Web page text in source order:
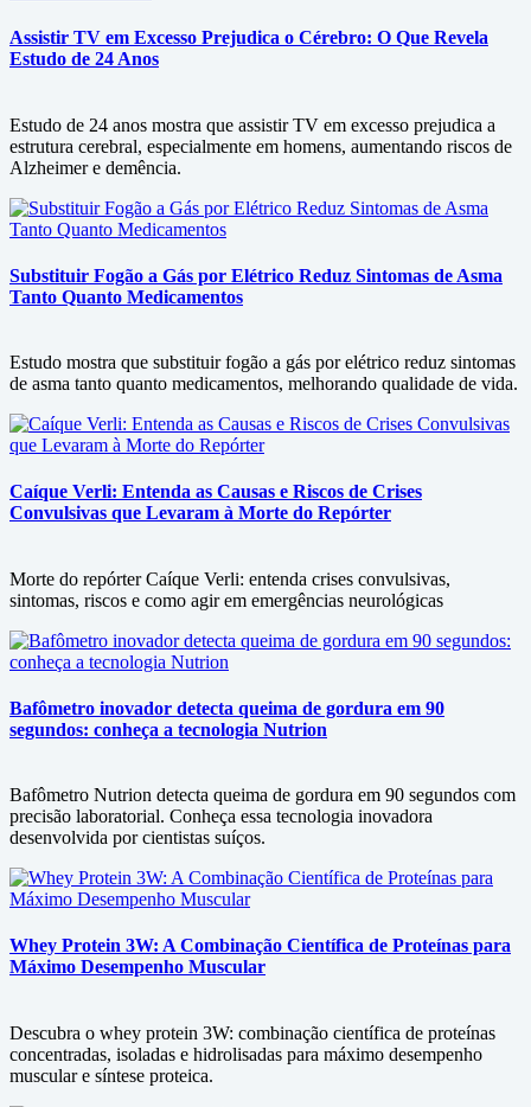
Assistir TV em Excesso Prejudica o Cérebro: O Que Revela
Estudo de 24 Anos
Estudo de 24 anos mostra que assistir TV em excesso prejudica a
estrutura cerebral, especialmente em homens, aumentando riscos de
Alzheimer e demência.
Substituir Fogão a Gás por Elétrico Reduz Sintomas de Asma
Tanto Quanto Medicamentos
Estudo mostra que substituir fogão a gás por elétrico reduz sintomas
de asma tanto quanto medicamentos, melhorando qualidade de vida.
Caíque Verli: Entenda as Causas e Riscos de Crises
Convulsivas que Levaram à Morte do Repórter
Morte do repórter Caíque Verli: entenda crises convulsivas,
sintomas, riscos e como agir em emergências neurológicas
Bafômetro inovador detecta queima de gordura em 90
segundos: conheça a tecnologia Nutrion
Bafômetro Nutrion detecta queima de gordura em 90 segundos com
precisão laboratorial. Conheça essa tecnologia inovadora
desenvolvida por cientistas suíços.
Whey Protein 3W: A Combinação Científica de Proteínas para
Máximo Desempenho Muscular
Descubra o whey protein 3W: combinação científica de proteínas
concentradas, isoladas e hidrolisadas para máximo desempenho
muscular e síntese proteica.